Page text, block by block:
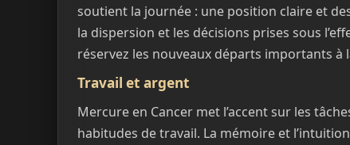
soutient la journée : une position claire et
la dispersion et les décisions prises sous
réservez les nouveaux départs importants à
Travail et argent
Mercure en Cancer met l’accent sur les
habitudes de travail. La mémoire et